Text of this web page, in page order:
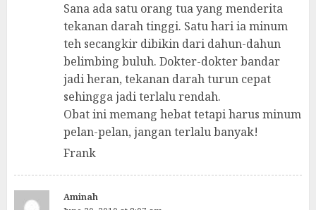
Sana ada satu orang tua yang menderita
tekanan darah tinggi. Satu hari ia minum
teh secangkir dibikin dari dahun-dahun
belimbing buluh. Dokter-dokter bandar
jadi heran, tekanan darah turun cepat
sehingga jadi terlalu rendah.
Obat ini memang hebat tetapi harus minum
pelan-pelan, jangan terlalu banyak!
Frank
Aminah